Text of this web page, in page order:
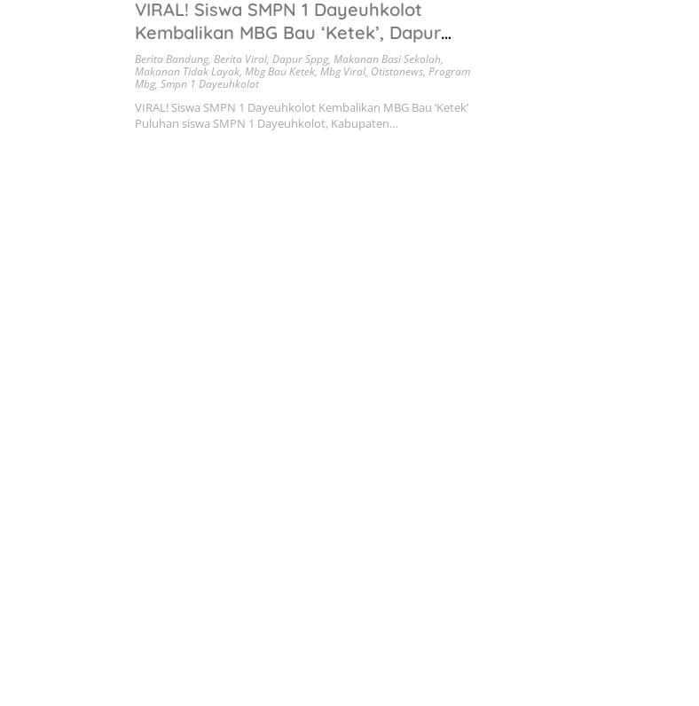
VIRAL! Siswa SMPN 1 Dayeuhkolot
Kembalikan MBG Bau ‘Ketek’, Dapur
Langsung Ditutup
Berita Bandung, Berita Viral, Dapur Sppg, Makanan Basi Sekolah,
Makanan Tidak Layak, Mbg Bau Ketek, Mbg Viral, Otistanews, Program
Mbg, Smpn 1 Dayeuhkolot
VIRAL! Siswa SMPN 1 Dayeuhkolot Kembalikan MBG Bau ‘Ketek’
Puluhan siswa SMPN 1 Dayeuhkolot, Kabupaten…